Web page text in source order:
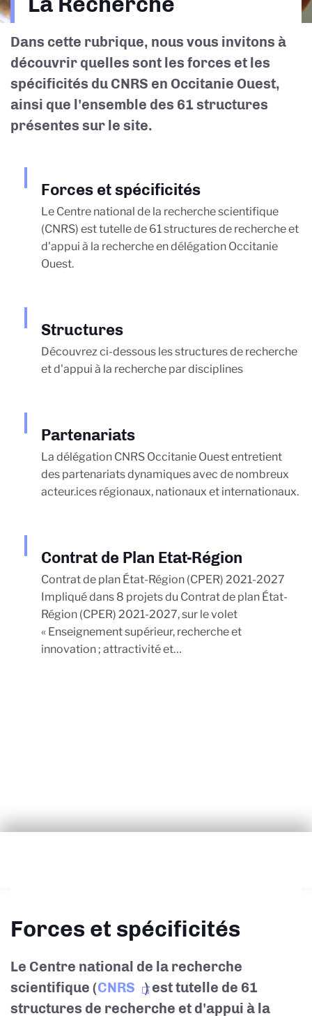
Dans cette rubrique, nous vous invitons à
découvrir quelles sont les forces et les
spécificités du CNRS en Occitanie Ouest,
ainsi que l'ensemble des 61 structures
présentes sur le site.
Forces et spécificités
Le Centre national de la recherche scientifique
(CNRS) est tutelle de 61 structures de recherche et
d'appui à la recherche en délégation Occitanie
Ouest.
Structures
Découvrez ci-dessous les structures de recherche
et d'appui à la recherche par disciplines
Partenariats
La délégation CNRS Occitanie Ouest entretient
des partenariats dynamiques avec de nombreux
acteur.ices régionaux, nationaux et internationaux.
Contrat de Plan Etat-Région
Contrat de plan État-Région (CPER) 2021-2027
Impliqué dans 8 projets du Contrat de plan État-
Région (CPER) 2021-2027, sur le volet
« Enseignement supérieur, recherche et
innovation ; attractivité et…
Forces et spécificités
Le Centre national de la recherche
scientifique (CNRS ) est tutelle de 61
structures de recherche et d'appui à la